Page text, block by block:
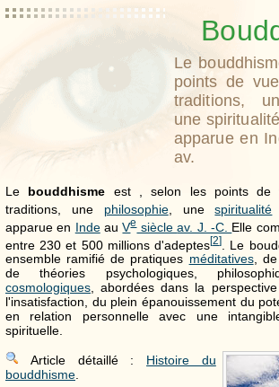
Le
points de
traditions,
une
apparue en
av.
Le bouddhisme est , selon les points de
traditions, une philosophie, unespiritualité
apparue en IndeauVesiècleav. J. -C. Elle
entre 230 et 500 millions d'adeptes[2] . Le
ensemble ramifié de pratiques méditatives, de
de théories psychologiques,
cosmologiques, abordées dans la
l'insatisfaction, du plein épanouissement du
en relation personnelle avec une
spirituelle.
Article détaillé : Histoire du
bouddhisme